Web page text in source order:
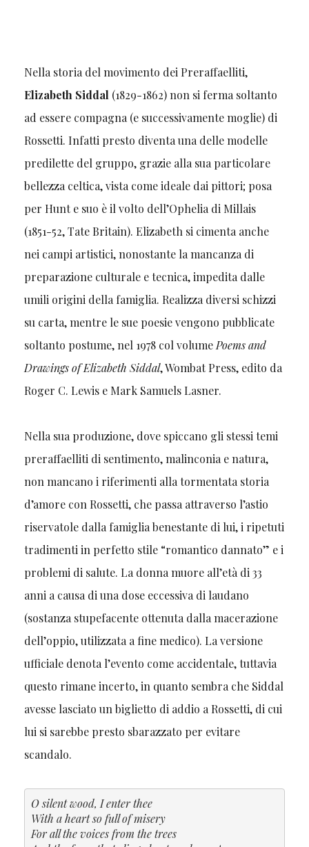
Nella storia del movimento dei Preraffaelliti,
Elizabeth Siddal(1829-1862) non si ferma soltanto
ad essere compagna (e successivamente moglie) di
Rossetti. Infatti presto diventa una delle modelle
predilette del gruppo, grazie alla sua particolare
bellezza celtica, vista come ideale dai pittori; posa
per Hunt e suo è il volto dell’Ophelia di Millais
(1851-52, Tate Britain). Elizabeth si cimenta anche
nei campi artistici, nonostante la mancanza di
preparazione culturale e tecnica, impedita dalle
umili origini della famiglia. Realizza diversi schizzi
su carta, mentre le sue poesie vengono pubblicate
soltanto postume, nel 1978 col volumePoems and
Drawings of Elizabeth Siddal, Wombat Press, edito da
Roger C. Lewis e Mark Samuels Lasner.
Nella sua produzione, dove spiccano gli stessi temi
preraffaelliti di sentimento, malinconia e natura,
non mancano i riferimenti alla tormentata storia
d’amore con Rossetti, che passa attraverso l’astio
riservatole dalla famiglia benestante di lui, i ripetuti
tradimenti in perfetto stile “romantico dannato” e i
problemi di salute. La donna muore all’età di 33
anni a causa di una dose eccessiva di laudano
(sostanza stupefacente ottenuta dalla macerazione
dell’oppio, utilizzata a fine medico). La versione
ufficiale denota l’evento come accidentale, tuttavia
questo rimane incerto, in quanto sembra che Siddal
avesse lasciato un biglietto di addio a Rossetti, di cui
lui si sarebbe presto sbarazzato per evitare
scandalo.
O silent wood, I enter thee
With a heart so full of misery
For all the voices from the trees